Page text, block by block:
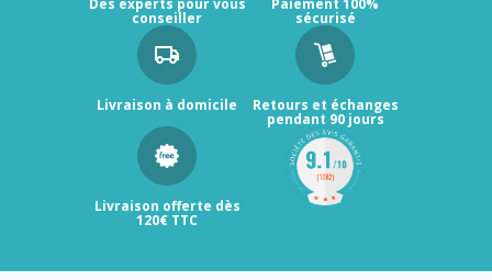
Des experts pour vous
conseiller
Paiement 100%
sécurisé
Livraison à domicile Retours et échanges
pendant 90 jours
Livraison offerte dès
120€ TTC